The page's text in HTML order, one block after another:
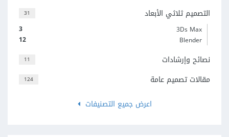
31 التصميم ثلاثي الأبعاد
3
3Ds Max
12
Blender
11 نصائح وإرشادات
124
مقالات تصميم عامة
اعرض جميع التصنيفات